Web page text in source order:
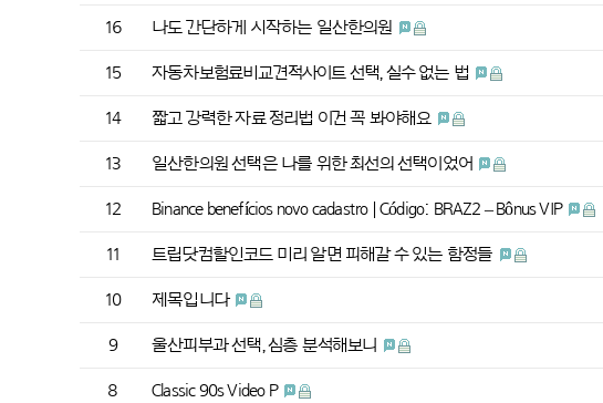
16 나도 간단하게 시작하는 일산한의원
15 자동차보험료비교견적사이트 선택, 실수 없는 법
14 짧고 강력한 자료 정리법 이건 꼭 봐야해요
13 일산한의원 선택은 나를 위한 최선의 선택이었어
12 Binance benefícios novo cadastro | Código: BRAZ2 – Bônus VIP
11 트립닷컴할인코드 미리 알면 피해갈 수 있는 함정들
10 제목입니다
9 울산피부과 선택, 심층 분석해보니
8 Classic 90s Video P